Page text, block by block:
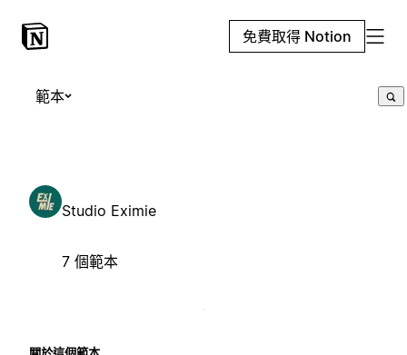
免費取得 Notion
範本
Studio Eximie
7 個範本